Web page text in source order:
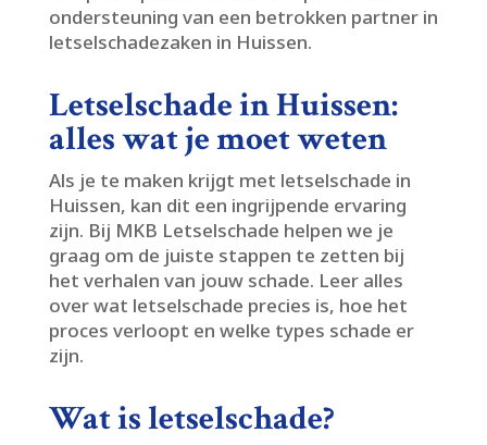
ondersteuning van een betrokken partner in
letselschadezaken in Huissen.​
Letselschade in Huissen:
alles wat je moet weten
Als je te maken krijgt met letselschade in
Huissen, kan dit een ingrijpende ervaring
zijn.​ Bij MKB Letselschade helpen we je
graag om de juiste stappen te zetten bij
het verhalen van jouw schade.​ Leer alles
over wat letselschade precies is, hoe het
proces verloopt en welke types schade er
zijn.​
Wat is letselschade?